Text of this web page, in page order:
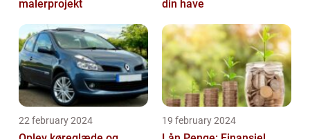
malerprojekt
din have
22 february 2024 19 february 2024